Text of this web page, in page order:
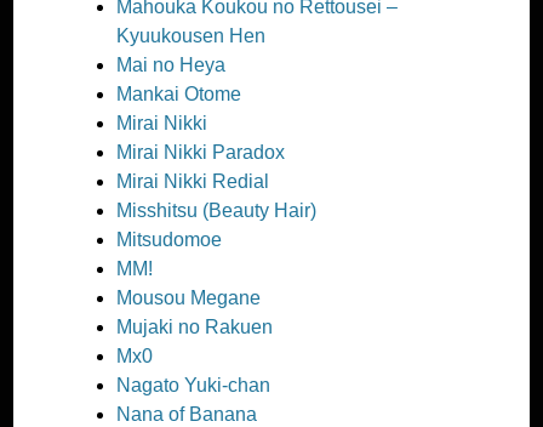
Mahouka Koukou no Rettousei –
Kyuukousen Hen
Mai no Heya
Mankai Otome
Mirai Nikki
Mirai Nikki Paradox
Mirai Nikki Redial
Misshitsu (Beauty Hair)
Mitsudomoe
MM!
Mousou Megane
Mujaki no Rakuen
Mx0
Nagato Yuki-chan
Nana of Banana